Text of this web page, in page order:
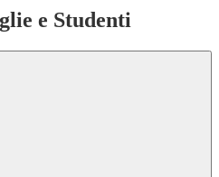
e Studenti